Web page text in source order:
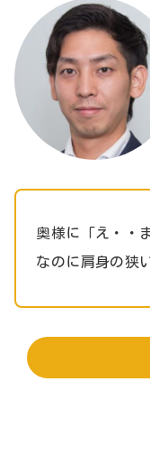
奥様に「え・・
なのに肩身の狭